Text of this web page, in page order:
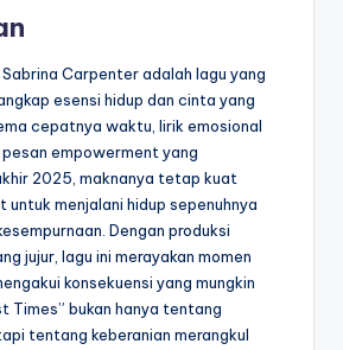
Sabrina Carpenter adalah lagu yang
esensi hidup dan cinta yang
cepatnya waktu, lirik emosional
empowerment yang
2025, maknanya tetap kuat
untuk menjalani hidup sepenuhnya
Dengan produksi
jujur, lagu ini merayakan momen
konsekuensi yang mungkin
Times” bukan hanya tentang
tentang keberanian merangkul